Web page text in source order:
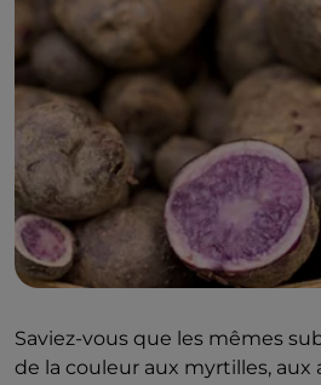
Saviez-vous que les mêmes
de la couleur aux myrtilles, aux